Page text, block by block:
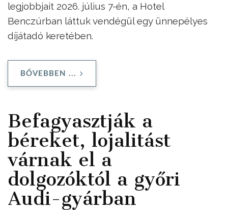
legjobbjait 2026. július 7-én, a Hotel
Benczúrban láttuk vendégül egy ünnepélyes
díjátadó keretében.
BŐVEBBEN ...
Befagyasztják a
béreket, lojalitást
várnak el a
dolgozóktól a győri
Audi-gyárban